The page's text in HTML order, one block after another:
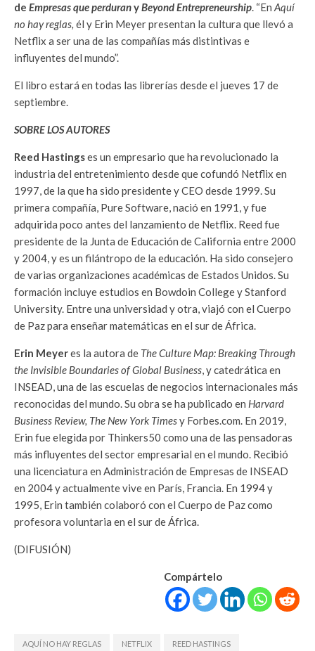
de Empresas que perduranyBeyond Entrepreneurship. “En Aquí
no hay reglas, él y Erin Meyer presentan la cultura que llevó a
Netflix a ser una de las compañías más distintivas e
influyentes del mundo”.
El libro estará en todas las librerías desde el jueves 17 de
septiembre.
SOBRE LOS AUTORES
Reed Hastingses un empresario que ha revolucionado la
industria del entretenimiento desde que cofundó Netflix en
1997, de la que ha sido presidente y CEO desde 1999. Su
primera compañía, Pure Software, nació en 1991, y fue
adquirida poco antes del lanzamiento de Netflix. Reed fue
presidente de la Junta de Educación de California entre 2000
y 2004, y es un filántropo de la educación. Ha sido consejero
de varias organizaciones académicas de Estados Unidos. Su
formación incluye estudios en Bowdoin College y Stanford
University. Entre una universidad y otra, viajó con el Cuerpo
de Paz para enseñar matemáticas en el sur de África.
Erin Meyeres la autora de The Culture Map: Breaking Through
the Invisible Boundaries of Global Business, y catedrática en
INSEAD, una de las escuelas de negocios internacionales más
reconocidas del mundo. Su obra se ha publicado en Harvard
Business Review, The New York Timesy Forbes.com. En 2019,
Erin fue elegida por Thinkers50 como una de las pensadoras
más influyentes del sector empresarial en el mundo. Recibió
una licenciatura en Administración de Empresas de INSEAD
en 2004 y actualmente vive en París, Francia. En 1994 y
1995, Erin también colaboró con el Cuerpo de Paz como
profesora voluntaria en el sur de África.
(DIFUSIÓN)
Compártelo
AQUÍ NO HAY REGLAS NETFLIX REED HASTINGS